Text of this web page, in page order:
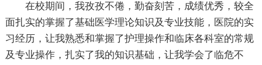
在校期间，我孜孜不倦，勤奋刻苦，成绩优秀，较全
面扎实的掌握了基础医学理论知识及专业技能，医院的实
习经历，让我熟悉和掌握了护理操作和临床各科室的常规
及专业操作，扎实了我的知识基础，让我学会了临危不